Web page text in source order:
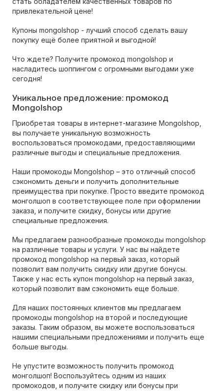
привлекательной цене!
Купоны mongolshop - лучший способ сделать вашу
покупку ещё более приятной и выгодной!
Что ждете? Получите промокод mongolshop и
насладитесь шоппингом с огромными выгодами уже
сегодня!
Уникальное предложение: промокод
Mongolshop
Приобретая товары в интернет-магазине Mongolshop,
вы получаете уникальную возможность
воспользоваться промокодами, предоставляющими
различные выгоды и специальные предложения.
Наши промокоды Mongolshop – это отличный способ
сэкономить деньги и получить дополнительные
преимущества при покупке. Просто введите промокод
монголшоп в соответствующее поле при оформлении
заказа, и получите скидку, бонусы или другие
специальные предложения.
Мы предлагаем разнообразные промокоды mongolshop
на различные товары и услуги. У нас вы найдете
промокод mongolshop на первый заказ, который
позволит вам получить скидку или другие бонусы.
Также у нас есть купон mongolshop на первый заказ,
который позволит вам сэкономить еще больше.
Для наших постоянных клиентов мы предлагаем
промокоды mongolshop на второй и последующие
заказы. Таким образом, вы можете воспользоваться
нашими специальными предложениями и получить еще
больше выгоды.
Не упустите возможность получить промокод
монголшоп! Воспользуйтесь одним из наших
промокодов, и получите скидку или бонусы при